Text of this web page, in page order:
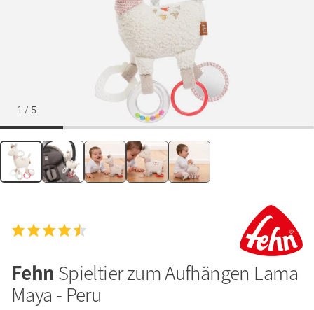
1 / 5
Fehn Spieltier zum Aufhängen Lama
Maya - Peru